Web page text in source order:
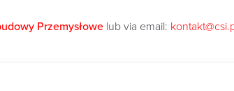
Przemysłowe lub via email: